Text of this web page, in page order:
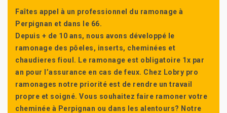
Faîtes appel à un professionnel du ramonage à
Perpignan et dans le 66.
Depuis + de 10 ans, nous avons développé le
ramonage des pôeles, inserts, cheminées et
chaudieres fioul. Le ramonage est obligatoire 1x par
an pour l’assurance en cas de feux. Chez Lobry pro
ramonages notre priorité est de rendre un travail
propre et soigné. Vous souhaitez faire ramoner votre
cheminée à Perpignan ou dans les alentours? Notre